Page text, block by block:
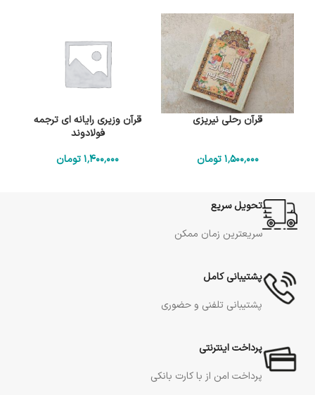
قرآن رحلی نیریزی
1٬500٬000 تومان
قرآن وزیری رایانه ای ترجمه
فولادوند
1٬400٬000تومان
تحویل سریع
سریعترین زمان ممکن
پشتیبانی کامل
پشتیبانی تلفنی و حضوری
پرداخت اینترنتی
پرداخت امن از با کارت بانکی